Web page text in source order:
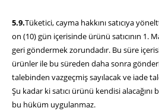
5.9.Tüketici, cayma hakkını satıcıya
on (10) gün içerisinde ürünü satıcının 1.
geri göndermek zorundadır. Bu süre
ürünler ile bu süreden daha sonra
talebinden vazgeçmiş sayılacak ve iade
Şu kadar ki satıcı ürünü kendisi
bu hüküm uygulanmaz.